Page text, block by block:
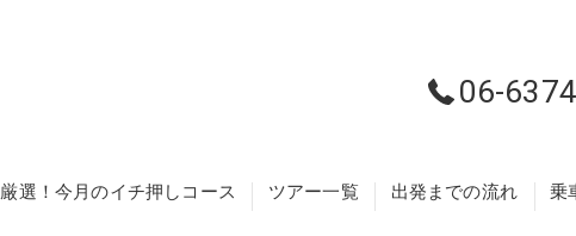
06-
厳選！今月のイチ押しコース ツアー一覧 出発までの流れ 乗